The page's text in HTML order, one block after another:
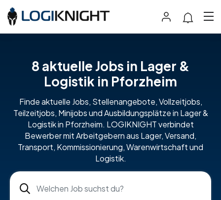
8 aktuelle Jobs in Lager &
Logistik in Pforzheim
Finde aktuelle Jobs, Stellenangebote, Vollzeitjobs,
Teilzeitjobs, Minijobs und Ausbildungsplätze in Lager &
Logistik in Pforzheim. LOGIKNIGHT verbindet
Bewerber mit Arbeitgebern aus Lager, Versand,
Transport, Kommissionierung, Warenwirtschaft und
Logistik.